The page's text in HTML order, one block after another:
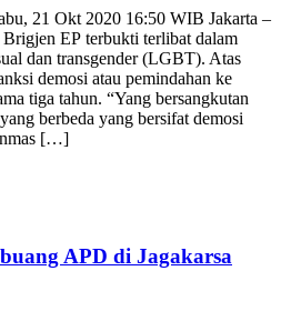
21 Okt 2020 16:50 WIB Jakarta –
EP terbukti terlibat dalam
dan transgender (LGBT). Atas
demosi atau pemindahan ke
tiga tahun. “Yang bersangkutan
berbeda yang bersifat demosi
[…]
APD di Jagakarsa